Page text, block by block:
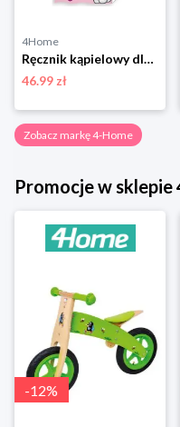
4Home
Ręcznik kąpielowy dla dzieci Psi patrol Najpierw praca, potem zabawa, 70 x 140 cm 4-Home
46.99 zł
Zobacz markę 4-Home
Promocje w sklepie
-12%